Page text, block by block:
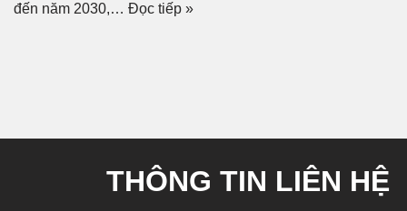
đến năm 2030,… Đọc tiếp »
THÔNG TIN LIÊN HỆ